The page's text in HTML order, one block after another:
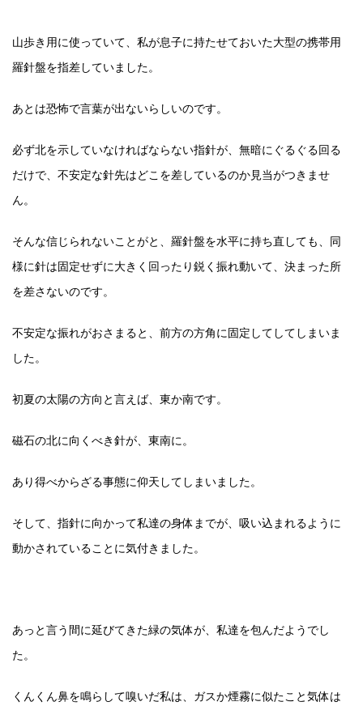
山歩き用に使っていて、私が息子に持たせておいた大型の携帯用
羅針盤を指差していました。
あとは恐怖で言葉が出ないらしいのです。
必ず北を示していなければならない指針が、無暗にぐるぐる回る
だけで、不安定な針先はどこを差しているのか見当がつきませ
ん。
そんな信じられないことがと、羅針盤を水平に持ち直しても、同
様に針は固定せずに大きく回ったり鋭く振れ動いて、決まった所
を差さないのです。
不安定な振れがおさまると、前方の方角に固定してしてしまいま
した。
初夏の太陽の方向と言えば、東か南です。
磁石の北に向くべき針が、東南に。
あり得べからざる事態に仰天してしまいました。
そして、指針に向かって私達の身体までが、吸い込まれるように
動かされていることに気付きました。
あっと言う間に延びてきた緑の気体が、私達を包んだようでし
た。
くんくん鼻を鳴らして嗅いだ私は、ガスか煙霧に似たこと気体は